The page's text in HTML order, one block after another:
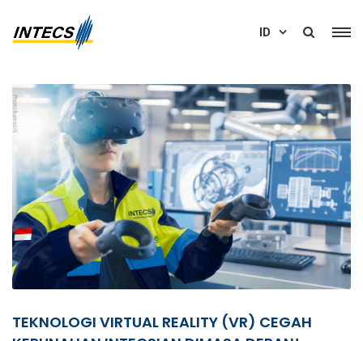
ID
TEKNOLOGI VIRTUAL REALITY (VR) CEGAH